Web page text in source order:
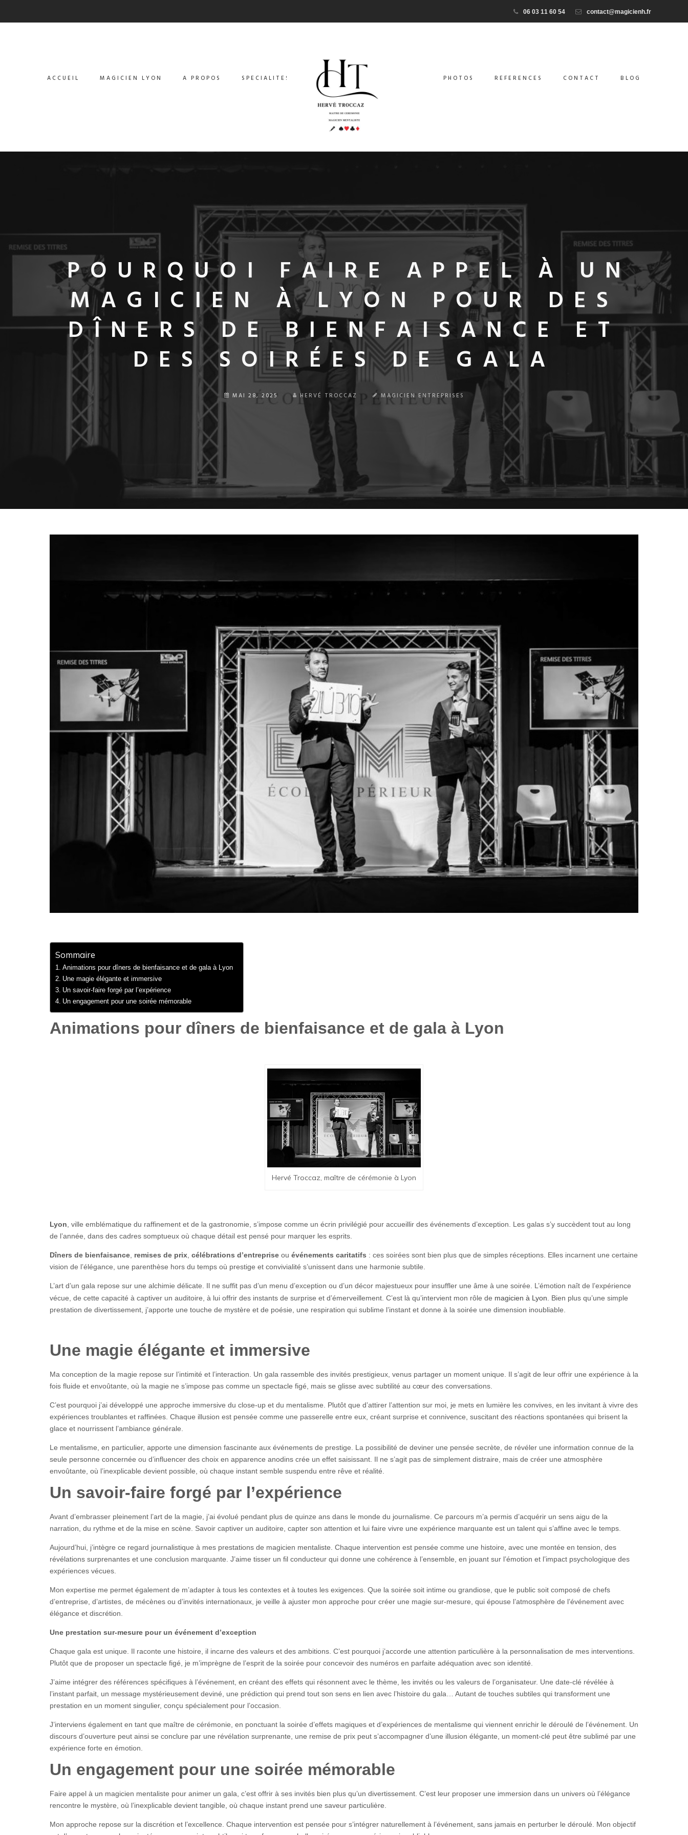
06 03 11 60 54 contact@magicienh.fr
ACCUEIL MAGICIEN LYON A PROPOS SPECIALITES PHOTOS REFERENCES CONTACT BLOG
POURQUOI FAIRE APPEL À UN
MAGICIEN À LYON POUR DES
DÎNERS DE BIENFAISANCE ET
DES SOIRÉES DE GALA
MAI 28, 2025 HERVÉ TROCCAZ MAGICIEN ENTREPRISES
Sommaire
Animations pour dîners de bienfaisance et de gala à Lyon
Une magie élégante et immersive
Un savoir-faire forgé par l’expérience
Un engagement pour une soirée mémorable
Animations pour dîners de bienfaisance et de gala à Lyon
Hervé Troccaz, maître de cérémonie à Lyon
Lyon , ville emblématique du raffinement et de la gastronomie, s’impose comme un écrin privilégié pour accueillir des événements d’exception. Les galas s’y succèdent tout au long
de l’année, dans des cadres somptueux où chaque détail est pensé pour marquer les esprits.
Dîners de bienfaisance remises de prix célébrations d’entreprise ou événements caritatifs : ces soirées sont bien plus que de simples réceptions. Elles incarnent une certaine
vision de l’élégance, une parenthèse hors du temps où prestige et convivialité s’unissent dans une harmonie subtile.
L’art d’un gala repose sur une alchimie délicate. Il ne suffit pas d’un menu d’exception ou d’un décor majestueux pour insuffler une âme à une soirée. L’émotion naît de l’expérience
vécue, de cette capacité à captiver un auditoire, à lui offrir des instants de surprise et d’émerveillement. C’est là qu’intervient mon rôle de magicien à Lyon . Bien plus qu’une simple
prestation de divertissement, j’apporte une touche de mystère et de poésie, une respiration qui sublime l’instant et donne à la soirée une dimension inoubliable.
Une magie élégante et immersive
Ma conception de la magie repose sur l’intimité et l’interaction. Un gala rassemble des invités prestigieux, venus partager un moment unique. Il s’agit de leur offrir une expérience à la
fois fluide et envoûtante, où la magie ne s’impose pas comme un spectacle figé, mais se glisse avec subtilité au cœur des conversations.
C’est pourquoi j’ai développé une approche immersive du close-up et du mentalisme. Plutôt que d’attirer l’attention sur moi, je mets en lumière les convives, en les invitant à vivre des
expériences troublantes et raffinées. Chaque illusion est pensée comme une passerelle entre eux, créant surprise et connivence, suscitant des réactions spontanées qui brisent la
glace et nourrissent l’ambiance générale.
Le mentalisme, en particulier, apporte une dimension fascinante aux événements de prestige. La possibilité de deviner une pensée secrète, de révéler une information connue de la
seule personne concernée ou d’influencer des choix en apparence anodins crée un effet saisissant. Il ne s’agit pas de simplement distraire, mais de créer une atmosphère
envoûtante, où l’inexplicable devient possible, où chaque instant semble suspendu entre rêve et réalité.
Un savoir-faire forgé par l’expérience
Avant d’embrasser pleinement l’art de la magie, j’ai évolué pendant plus de quinze ans dans le monde du journalisme. Ce parcours m’a permis d’acquérir un sens aigu de la
narration, du rythme et de la mise en scène. Savoir captiver un auditoire, capter son attention et lui faire vivre une expérience marquante est un talent qui s’affine avec le temps.
Aujourd’hui, j’intègre ce regard journalistique à mes prestations de magicien mentaliste. Chaque intervention est pensée comme une histoire, avec une montée en tension, des
révélations surprenantes et une conclusion marquante. J’aime tisser un fil conducteur qui donne une cohérence à l’ensemble, en jouant sur l’émotion et l’impact psychologique des
expériences vécues.
Mon expertise me permet également de m’adapter à tous les contextes et à toutes les exigences. Que la soirée soit intime ou grandiose, que le public soit composé de chefs
d’entreprise, d’artistes, de mécènes ou d’invités internationaux, je veille à ajuster mon approche pour créer une magie sur-mesure, qui épouse l’atmosphère de l’événement avec
élégance et discrétion.
Une prestation sur-mesure pour un événement d’exception
Chaque gala est unique. Il raconte une histoire, il incarne des valeurs et des ambitions. C’est pourquoi j’accorde une attention particulière à la personnalisation de mes interventions.
Plutôt que de proposer un spectacle figé, je m’imprègne de l’esprit de la soirée pour concevoir des numéros en parfaite adéquation avec son identité.
J’aime intégrer des références spécifiques à l’événement, en créant des effets qui résonnent avec le thème, les invités ou les valeurs de l’organisateur. Une date-clé révélée à
l’instant parfait, un message mystérieusement deviné, une prédiction qui prend tout son sens en lien avec l’histoire du gala… Autant de touches subtiles qui transforment une
prestation en un moment singulier, conçu spécialement pour l’occasion.
J’interviens également en tant que maître de cérémonie, en ponctuant la soirée d’effets magiques et d’expériences de mentalisme qui viennent enrichir le déroulé de l’événement. Un
discours d’ouverture peut ainsi se conclure par une révélation surprenante, une remise de prix peut s’accompagner d’une illusion élégante, un moment-clé peut être sublimé par une
expérience forte en émotion.
Un engagement pour une soirée mémorable
Faire appel à un magicien mentaliste pour animer un gala, c’est offrir à ses invités bien plus qu’un divertissement. C’est leur proposer une immersion dans un univers où l’élégance
rencontre le mystère, où l’inexplicable devient tangible, où chaque instant prend une saveur particulière.
Mon approche repose sur la discrétion et l’excellence. Chaque intervention est pensée pour s’intégrer naturellement à l’événement, sans jamais en perturber le déroulé. Mon objectif